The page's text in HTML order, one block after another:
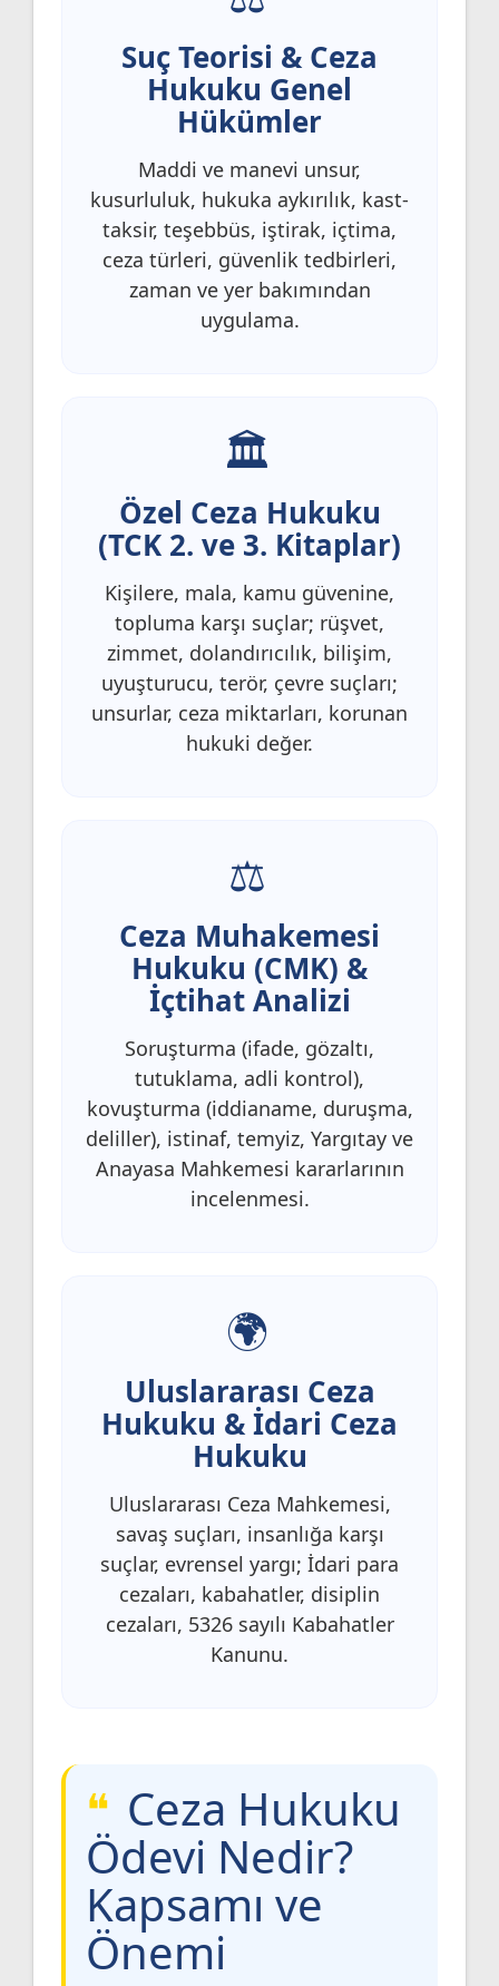
Suç Teorisi & Ceza
Hukuku Genel
Hükümler
Maddi ve manevi unsur,
kusurluluk, hukuka aykırılık, kast-
taksir, teşebbüs, iştirak, içtima,
ceza türleri, güvenlik tedbirleri,
zaman ve yer bakımından
uygulama.
Özel Ceza Hukuku
(TCK 2. ve 3. Kitaplar)
Kişilere, mala, kamu güvenine,
topluma karşı suçlar; rüşvet,
zimmet, dolandırıcılık, bilişim,
uyuşturucu, terör, çevre suçları;
unsurlar, ceza miktarları, korunan
hukuki değer.
Ceza Muhakemesi
Hukuku (CMK) &
İçtihat Analizi
Soruşturma (ifade, gözaltı,
tutuklama, adli kontrol),
kovuşturma (iddianame, duruşma,
deliller), istinaf, temyiz, Yargıtay ve
Anayasa Mahkemesi kararlarının
incelenmesi.
Uluslararası Ceza
Hukuku & İdari Ceza
Hukuku
Uluslararası Ceza Mahkemesi,
savaş suçları, insanlığa karşı
suçlar, evrensel yargı; İdari para
cezaları, kabahatler, disiplin
cezaları, 5326 sayılı Kabahatler
Kanunu.
Ceza Hukuku
Ödevi Nedir?
Kapsamı ve
Önemi